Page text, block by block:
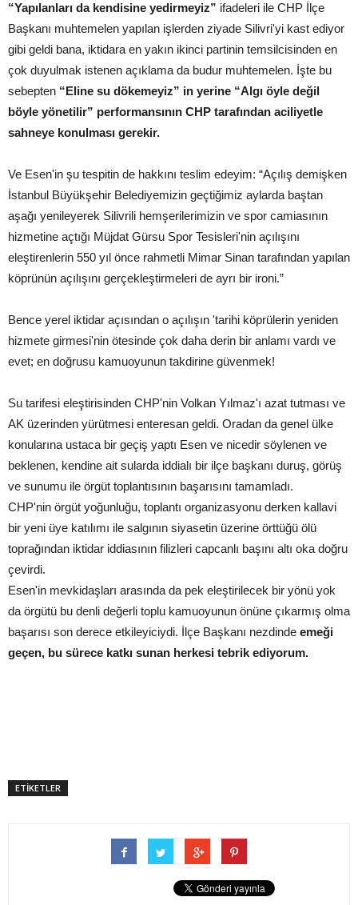
“Yapılanları da kendisine yedirmeyiz” ifadeleri ile CHP İlçe
Başkanı muhtemelen yapılan işlerden ziyade Silivri'yi kast ediyor
gibi geldi bana, iktidara en yakın ikinci partinin temsilcisinden en
çok duyulmak istenen açıklama da budur muhtemelen. İşte bu
sebepten “Eline su dökemeyiz” in yerine “Algı öyle değil
böyle yönetilir” performansının CHP tarafından aciliyetle
sahneye konulması gerekir.
Ve Esen'in şu tespitin de hakkını teslim edeyim: “Açılış demişken
İstanbul Büyükşehir Belediyemizin geçtiğimiz aylarda baştan
aşağı yenileyerek Silivrili hemşerilerimizin ve spor camiasının
hizmetine açtığı Müjdat Gürsu Spor Tesisleri'nin açılışını
eleştirenlerin 550 yıl önce rahmetli Mimar Sinan tarafından yapılan
köprünün açılışını gerçekleştirmeleri de ayrı bir ironi.”
Bence yerel iktidar açısından o açılışın 'tarihi köprülerin yeniden
hizmete girmesi'nin ötesinde çok daha derin bir anlamı vardı ve
evet; en doğrusu kamuoyunun takdirine güvenmek!
Su tarifesi eleştirisinden CHP'nin Volkan Yılmaz'ı azat tutması ve
AK üzerinden yürütmesi enteresan geldi. Oradan da genel ülke
konularına ustaca bir geçiş yaptı Esen ve nicedir söylenen ve
beklenen, kendine ait sularda iddialı bir ilçe başkanı duruş, görüş
ve sunumu ile örgüt toplantısının başarısını tamamladı.
CHP'nin örgüt yoğunluğu, toplantı organizasyonu derken kallavi
bir yeni üye katılımı ile salgının siyasetin üzerine örttüğü ölü
toprağından iktidar iddiasının filizleri capcanlı başını altı oka doğru
çevirdi.
Esen'in mevkidaşları arasında da pek eleştirilecek bir yönü yok
da örgütü bu denli değerli toplu kamuoyunun önüne çıkarmış olma
başarısı son derece etkileyiciydi. İlçe Başkanı nezdinde emeği
geçen, bu sürece katkı sunan herkesi tebrik ediyorum.
ETİKETLER